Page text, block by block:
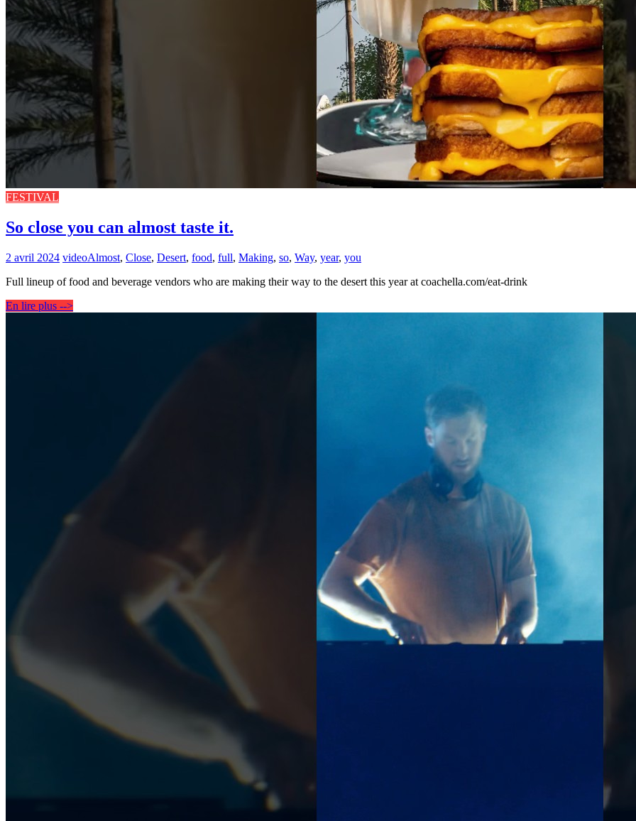
FESTIVAL
So close you can almost taste it.
2 avril 2024 videoAlmost, Close, Desert, food, full, Making, so, Way, year, you
Full lineup of food and beverage vendors who are making their way to the desert this year at coachella.com/eat-drink
En lire plus -->